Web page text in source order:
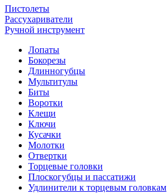
Пистолеты
Рассухариватели
Ручной инструмент
Лопаты
Бокорезы
Длинногубцы
Мультитулы
Биты
Воротки
Клещи
Ключи
Кусачки
Молотки
Отвертки
Торцевые головки
Плоскогубцы и пассатижи
Удлинители к торцевым головкам